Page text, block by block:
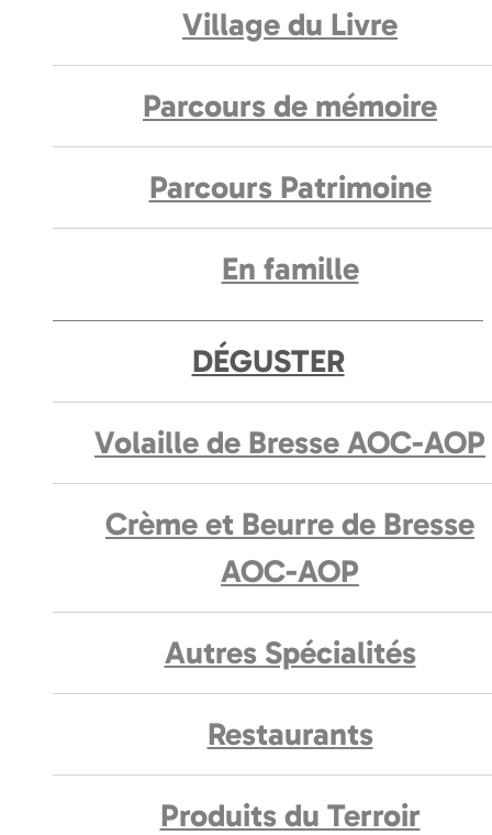
Village du Livre
Parcours de mémoire
Parcours Patrimoine
En famille
DÉGUSTER
Volaille de Bresse AOC-AOP
Crème et Beurre de Bresse
AOC-AOP
Autres Spécialités
Restaurants
Produits du Terroir